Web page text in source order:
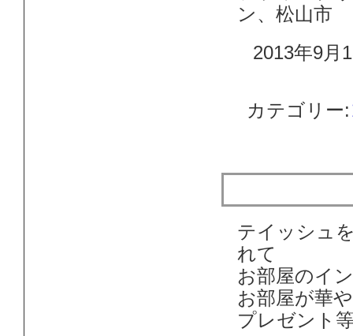
ン、松山市
2013年9月
カテゴリー:
テイッシュ
れて
お部屋のイ
お部屋が華
プレゼント